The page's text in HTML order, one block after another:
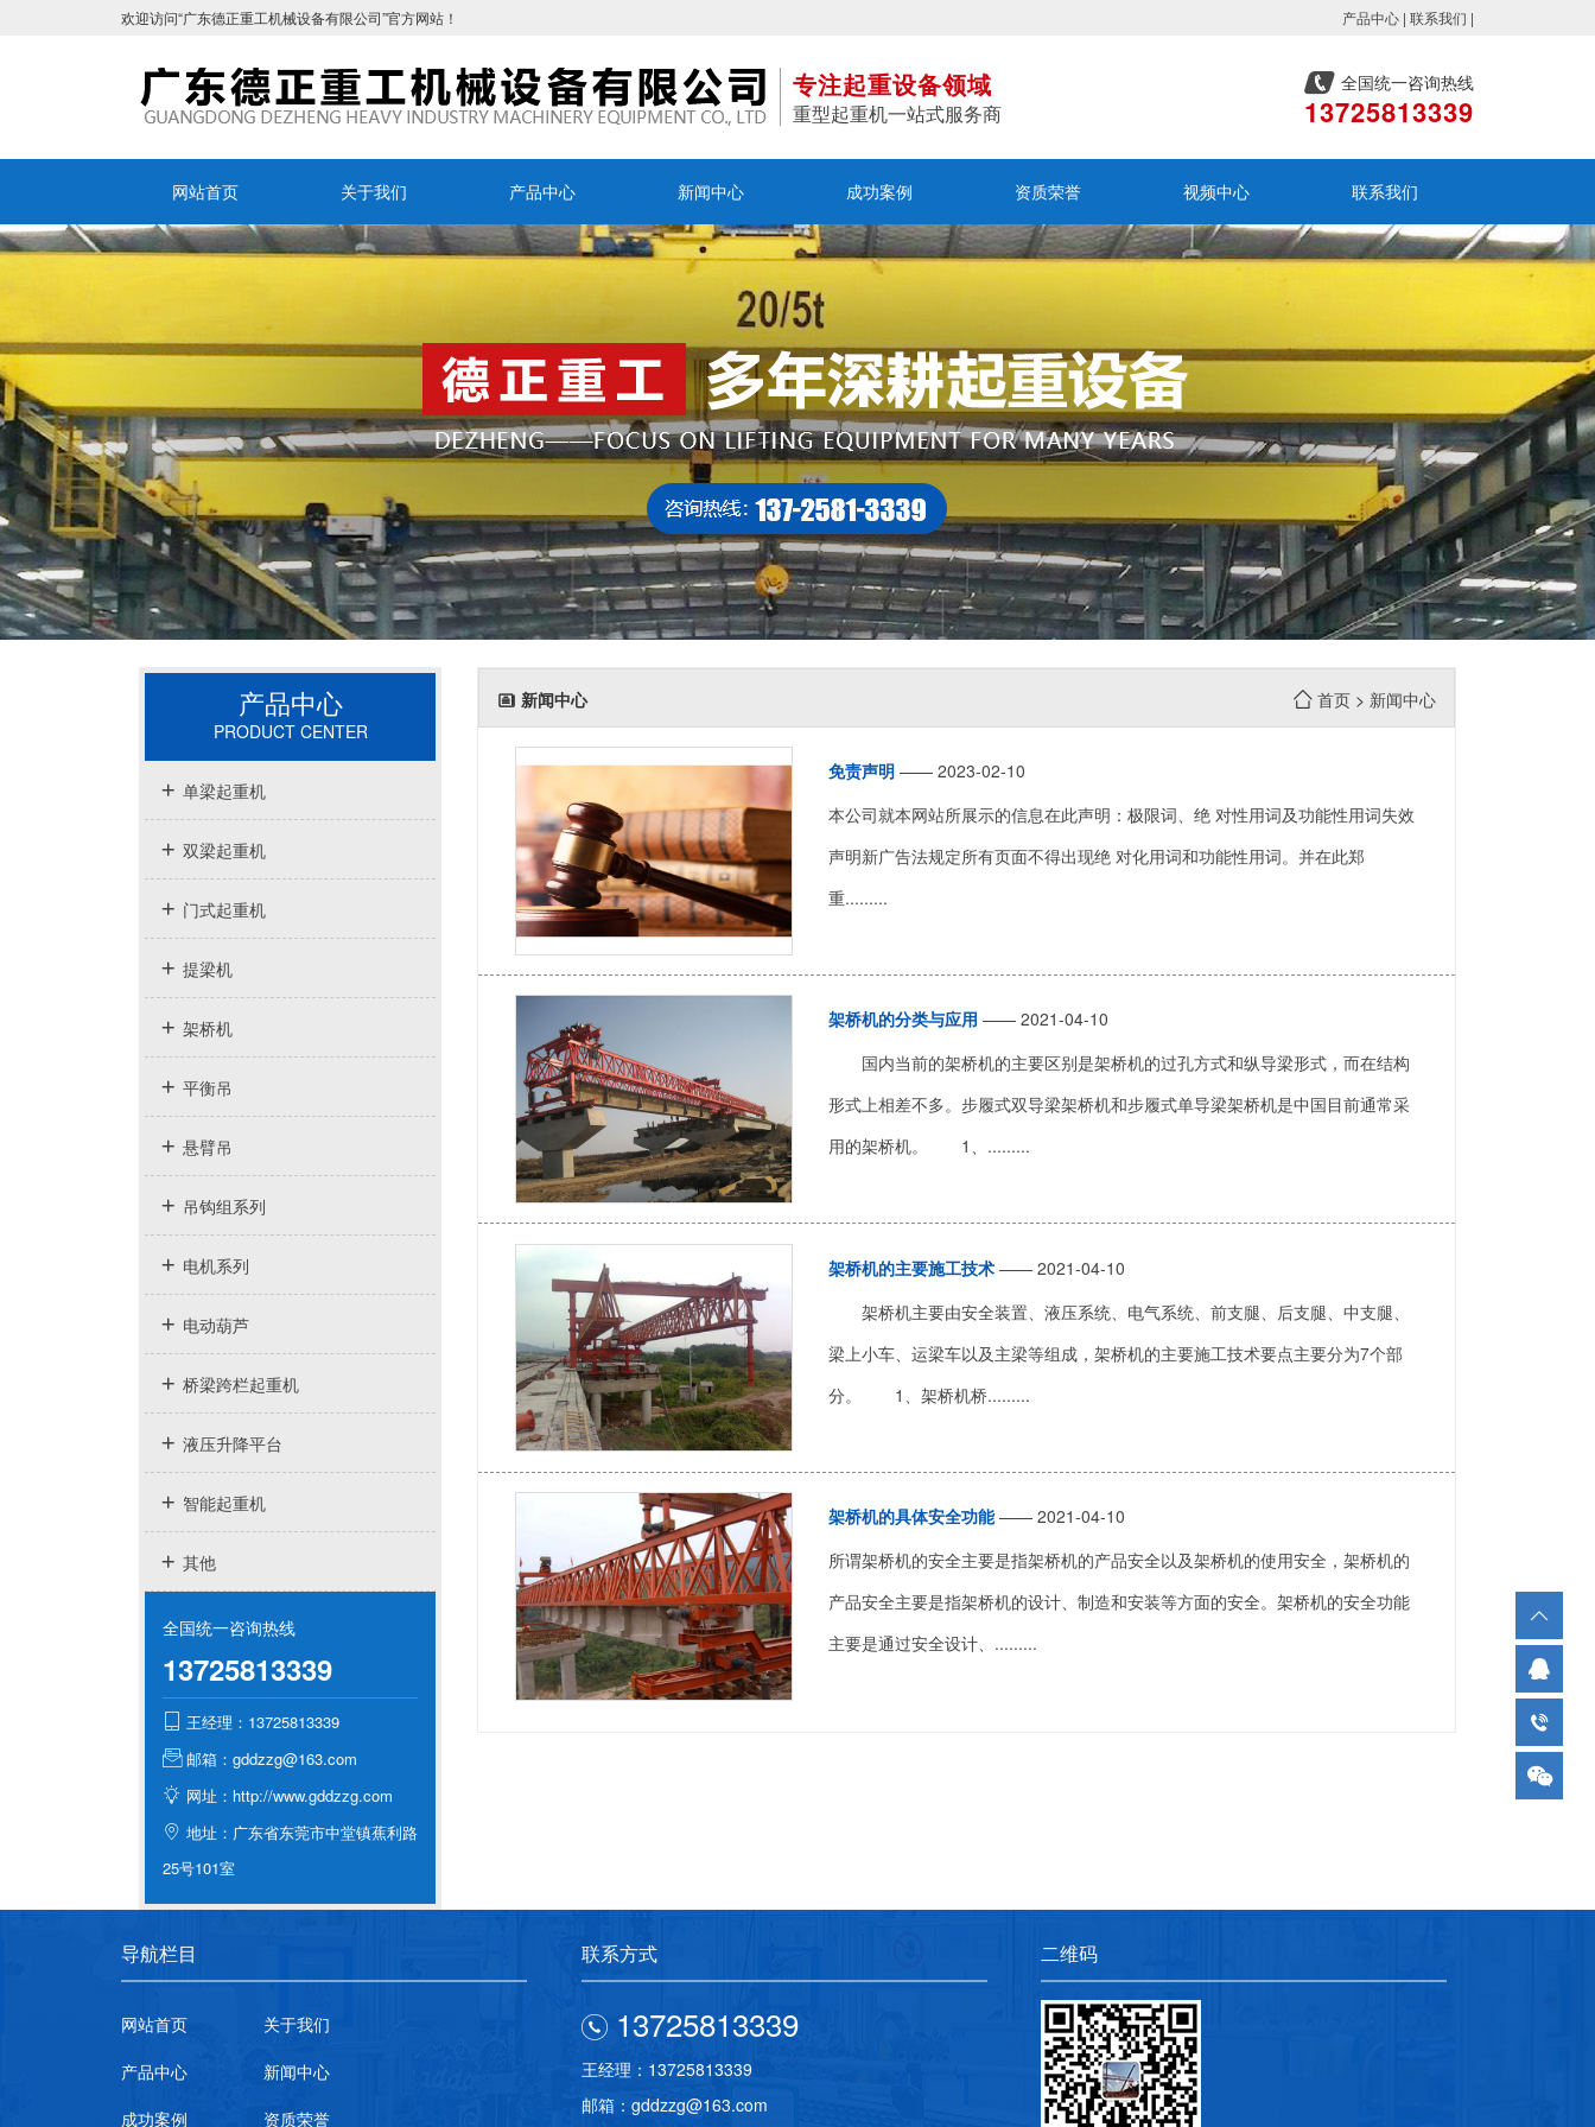
欢迎访问“广东德正重工机械设备有限公司”官方网站！ 产品中心 | 联系我们 |
专注起重设备领域
重型起重机一站式服务商
全国统一咨询热线
13725813339
网站首页 关于我们 产品中心 新闻中心 成功案例 资质荣誉 视频中心 联系我们
产品中心
PRODUCT CENTER
单梁起重机
双梁起重机
门式起重机
提梁机
架桥机
平衡吊
悬臂吊
吊钩组系列
电机系列
电动葫芦
桥梁跨栏起重机
液压升降平台
智能起重机
其他
全国统一咨询热线
13725813339
王经理：13725813339
邮箱：gddzzg@163.com
网址：http://www.gddzzg.com
地址：广东省东莞市中堂镇蕉利路
25号101室
新闻中心 首页 > 新闻中心
免责声明—— 2023-02-10
本公司就本网站所展示的信息在此声明：极限词、绝 对性用词及功能性用词失效
声明新广告法规定所有页面不得出现绝 对化用词和功能性用词。并在此郑
重.........
架桥机的分类与应用 —— 2021-04-10
国内当前的架桥机的主要区别是架桥机的过孔方式和纵导梁形式，而在结构
形式上相差不多。步履式双导梁架桥机和步履式单导梁架桥机是中国目前通常采
用的架桥机。 1、.........
架桥机的主要施工技术—— 2021-04-10
架桥机主要由安全装置、液压系统、电气系统、前支腿、后支腿、中支腿、
梁上小车、运梁车以及主梁等组成，架桥机的主要施工技术要点主要分为7个部
分。 1、架桥机桥.........
架桥机的具体安全功能—— 2021-04-10
所谓架桥机的安全主要是指架桥机的产品安全以及架桥机的使用安全，架桥机的
产品安全主要是指架桥机的设计、制造和安装等方面的安全。架桥机的安全功能
主要是通过安全设计、.........
导航栏目
网站首页
关于我们
产品中心
新闻中心
成功案例
资质荣誉
联系方式
13725813339
王经理：13725813339
邮箱：gddzzg@163.com
二维码